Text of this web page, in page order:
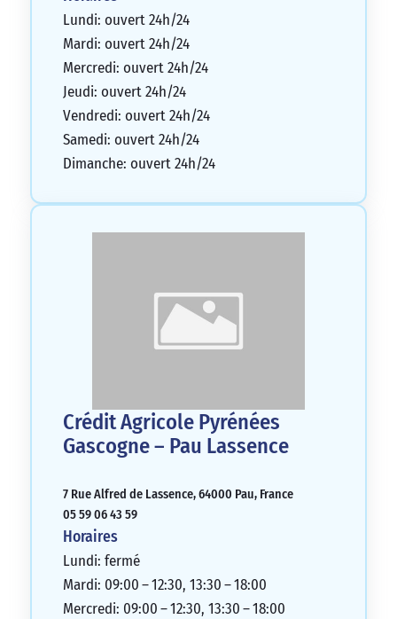
Lundi: ouvert 24h/24
Mardi: ouvert 24h/24
Mercredi: ouvert 24h/24
Jeudi: ouvert 24h/24
Vendredi: ouvert 24h/24
Samedi: ouvert 24h/24
Dimanche: ouvert 24h/24
Crédit Agricole Pyrénées
Gascogne – Pau Lassence
7 Rue Alfred de Lassence, 64000 Pau, France
05 59 06 43 59
Horaires
Lundi: fermé
Mardi: 09:00 – 12:30, 13:30 – 18:00
Mercredi: 09:00 – 12:30, 13:30 – 18:00